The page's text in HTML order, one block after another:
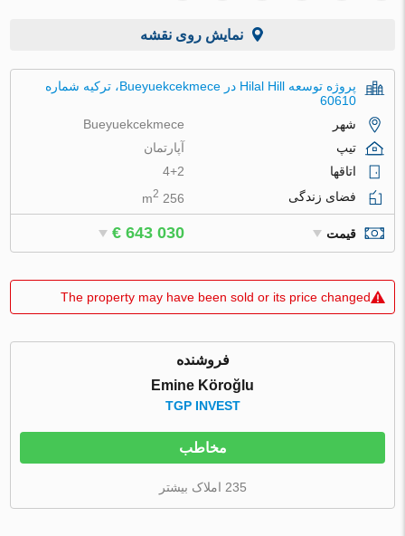
نمایش روی نقشه
پروژه توسعه Hilal Hill در Bueyuekcekmece، ترکیه شماره
60610
شهر
Bueyuekcekmece
تیپ
آپارتمان
اتاقها
4+2
فضای زندگی
256 m
2
قیمت € 643 030
The property may have been sold or its price changed
فروشنده
Emine Köroğlu
TGP INVEST
مخاطب
235 املاک بیشتر